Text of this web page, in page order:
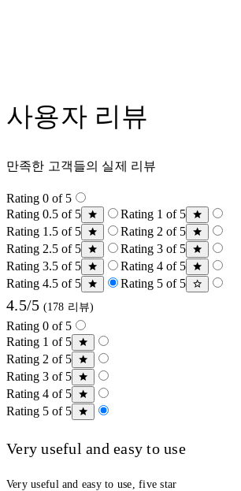
사용자 리뷰
만족한 고객들의 실제 리뷰
Rating 0 of 5
Rating 0.5 of 5
Rating 1 of 5
Rating 1.5 of 5
Rating 2 of 5
Rating 2.5 of 5
Rating 3 of 5
Rating 3.5 of 5
Rating 4 of 5
Rating 4.5 of 5
Rating 5 of 5
4.5/5 (178 리뷰)
Rating 0 of 5
Rating 1 of 5
Rating 2 of 5
Rating 3 of 5
Rating 4 of 5
Rating 5 of 5
Very useful and easy to use
Very useful and easy to use, five star